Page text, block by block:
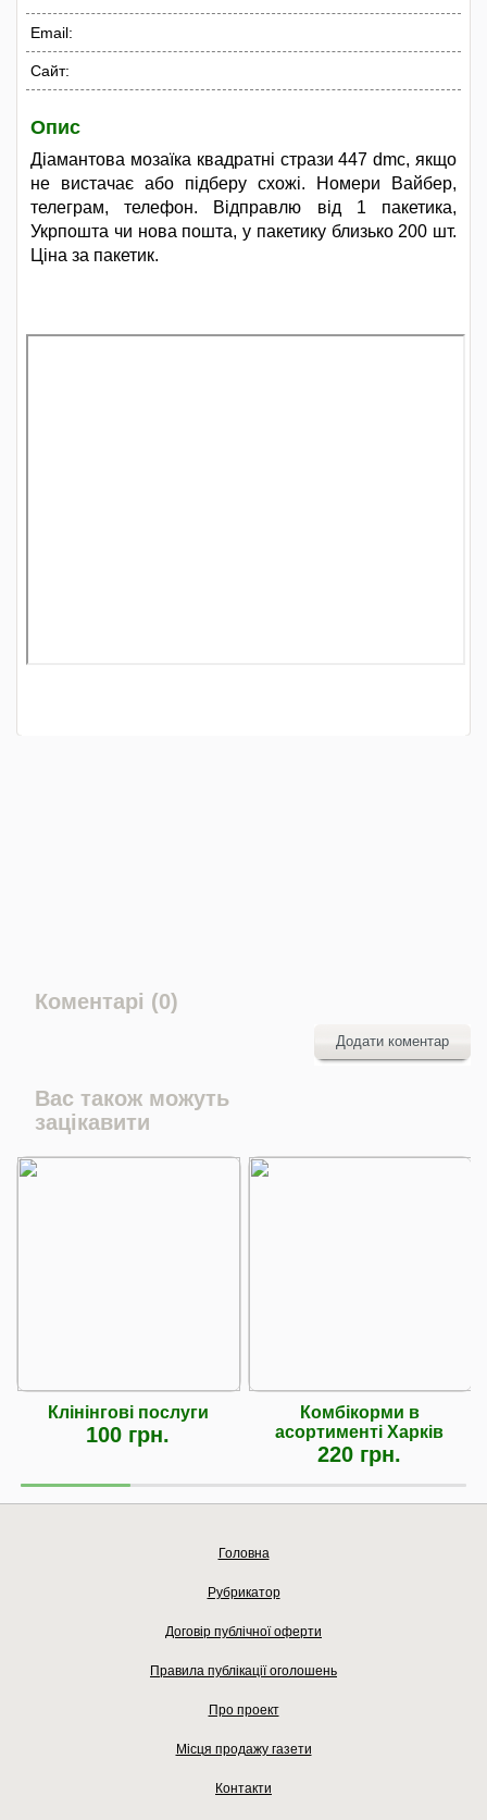
Email:
Сайт:
Опис
Діамантова мозаїка квадратні стрази 447 dmc, якщо
не вистачає або підберу схожі. Номери Вайбер,
телеграм, телефон. Відправлю від 1 пакетика,
Укрпошта чи нова пошта, у пакетику близько 200 шт.
Ціна за пакетик.
Коментарі (0)
Додати коментар
Вас також можуть
зацікавити
Клінінгові послуги
100 грн.
Комбікорми в
асортименті Харків
220 грн.
Головна
Рубрикатор
Договір публічної оферти
Правила публікації оголошень
Про проект
Місця продажу газети
Контакти